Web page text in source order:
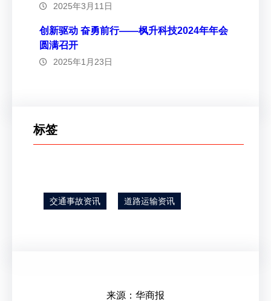
2025年3月11日
创新驱动 奋勇前行——枫升科技2024年年会
圆满召开
2025年1月23日
标签
交通事故资讯 道路运输资讯
来源：华商报